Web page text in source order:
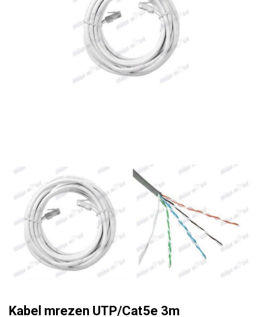
Kabel mrezen UTP/Cat5e 3m